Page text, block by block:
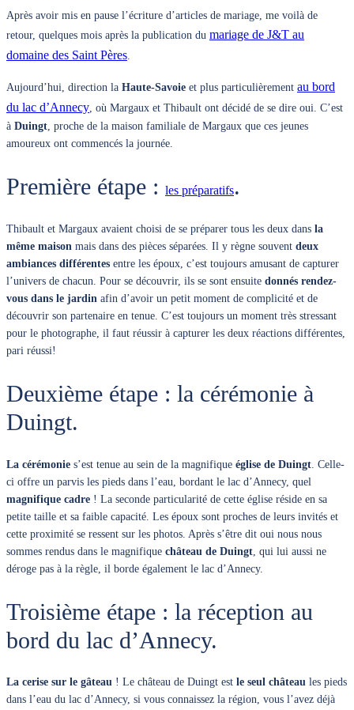
Après avoir mis en pause l’écriture d’articles de mariage, me voilà de
retour, quelques mois après la publication du mariage de J&T au
domaine des Saint Pères.
Aujourd’hui, direction la Haute-Savoie et plus particulièrement au bord
du lac d’Annecy, où Margaux et Thibault ont décidé de se dire oui. C’est
à Duingt, proche de la maison familiale de Margaux que ces jeunes
amoureux ont commencés la journée.
Première étape : les préparatifs.
Thibault et Margaux avaient choisi de se préparer tous les deux dans la
même maison mais dans des pièces séparées. Il y règne souvent deux
ambiances différentes entre les époux, c’est toujours amusant de capturer
l’univers de chacun. Pour se découvrir, ils se sont ensuite donnés rendez-
vous dans le jardin afin d’avoir un petit moment de complicité et de
découvrir son partenaire en tenue. C’est toujours un moment très stressant
pour le photographe, il faut réussir à capturer les deux réactions différentes,
pari réussi!
Deuxième étape : la cérémonie à
Duingt.
La cérémonie s’est tenue au sein de la magnifique église de Duingt . Celle-
ci offre un parvis les pieds dans l’eau, bordant le lac d’Annecy, quel
magnifique cadre ! La seconde particularité de cette église réside en sa
petite taille et sa faible capacité. Les époux sont proches de leurs invités et
cette proximité se ressent sur les photos. Après s’être dit oui nous nous
sommes rendus dans le magnifique château de Duingt , qui lui aussi ne
déroge pas à la règle, il borde également le lac d’Annecy.
Troisième étape : la réception au
bord du lac d’Annecy.
La cerise sur le gâteau ! Le château de Duingt est le seul château les pieds
dans l’eau du lac d’Annecy, si vous connaissez la région, vous l’avez déjà